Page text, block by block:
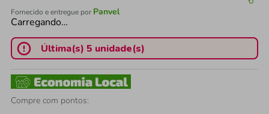
Fornecido e entregue por Panvel
Carregando…
Última(s) 5 unidade(s)
Compre com pontos: